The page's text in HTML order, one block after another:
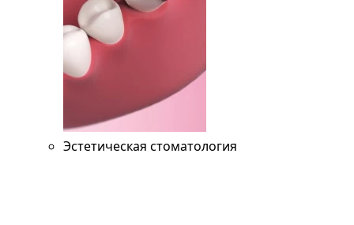
Эстетическая стоматология